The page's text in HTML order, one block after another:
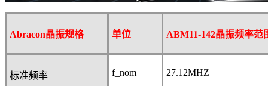
Abracon晶振规格 单位 ABM11-142晶振频率范
标准频率 f_nom 27.12MHZ